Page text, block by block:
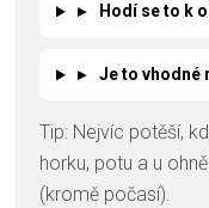
▸ Hodí se to k
▸ Je to vhodné
Tip: Nejvíc potěší,
horku, potu a u
(kromě počasí).